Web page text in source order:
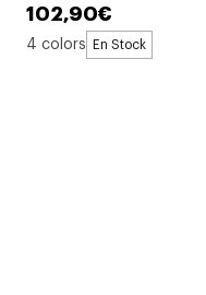
102,90€
4 colors En Stock